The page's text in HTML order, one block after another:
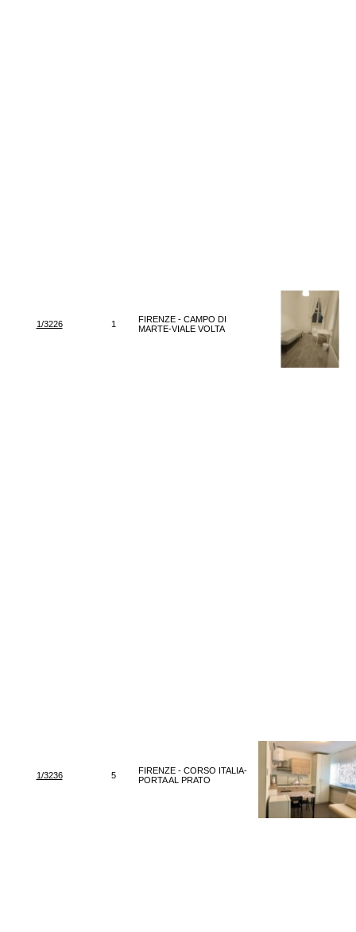
1/3226 1
FIRENZE - CAMPO DI
MARTE-VIALE VOLTA
1/3236 5
FIRENZE - CORSO ITALIA-
PORTA AL PRATO